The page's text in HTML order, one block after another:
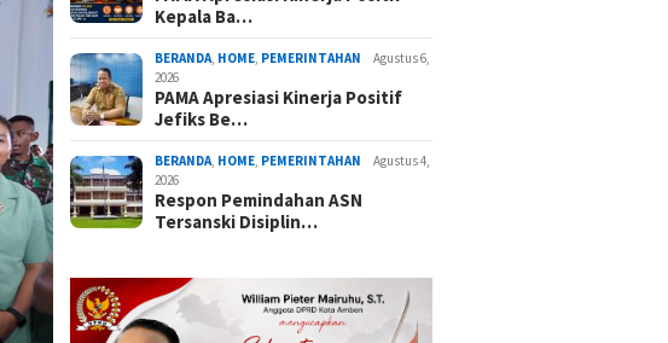
Kepala Ba…
BERANDA, HOME, PEMERINTAHAN
Agustus 6,
2026
PAMA Apresiasi Kinerja Positif
Jefiks Be…
BERANDA, HOME, PEMERINTAHAN
Agustus 4,
2026
Respon Pemindahan ASN
Tersanski Disiplin…